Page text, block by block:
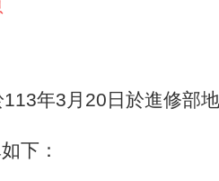
年3月20日於進修部
下：